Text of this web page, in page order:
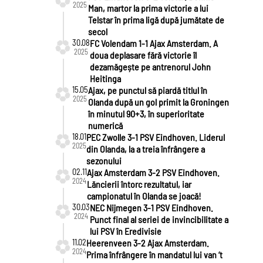
2025Man, martor la prima victorie a lui
Telstar în prima ligă după jumătate de
secol
30.08
2025
FC Volendam 1-1 Ajax Amsterdam. A
doua deplasare fără victorie îl
dezamăgește pe antrenorul John
Heitinga
15.05
2025
Ajax, pe punctul să piardă titlul în
Olanda după un gol primit la Groningen
în minutul 90+3, în superioritate
numerică
18.01
2025
PEC Zwolle 3-1 PSV Eindhoven. Liderul
din Olanda, la a treia înfrângere a
sezonului
02.11
2024
Ajax Amsterdam 3-2 PSV Eindhoven.
Lăncierii întorc rezultatul, iar
campionatul în Olanda se joacă!
30.03
2024
NEC Nijmegen 3-1 PSV Eindhoven.
Punct final al seriei de invincibilitate a
lui PSV în Eredivisie
11.02
2024
Heerenveen 3-2 Ajax Amsterdam.
Prima înfrângere în mandatul lui van ‘t